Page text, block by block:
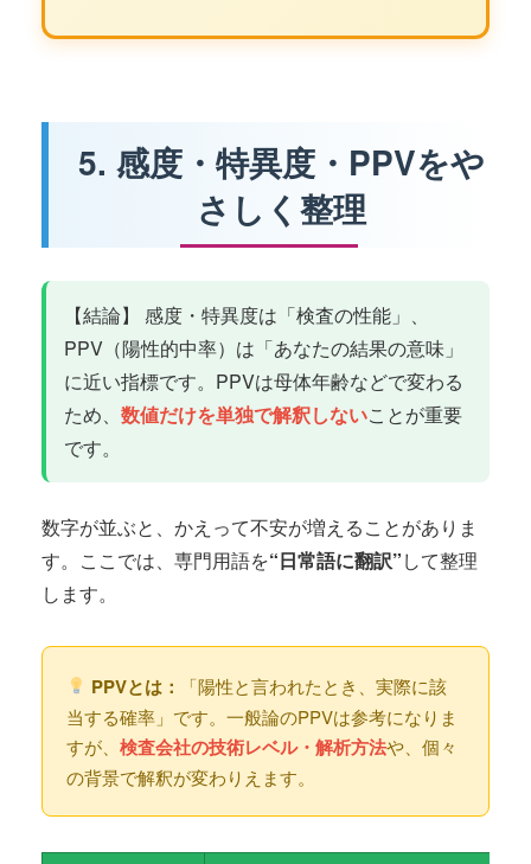
5. 感度・特異度・PPVをや
さしく整理
【結論】 感度・特異度は「検査の性能」、
PPV（陽性的中率）は「あなたの結果の意味」
に近い指標です。PPVは母体年齢などで変わる
ため、 数値だけを単独で解釈しないことが重要
です。
数字が並ぶと、かえって不安が増えることがありま
す。ここでは、専門用語を“日常語に翻訳”して整理
します。
PPVとは：
「陽性と言われたとき、実際に該
当する確率」です。一般論のPPVは参考になりま
すが、 検査会社の技術レベル・解析方法や、個々
の背景で解釈が変わりえます。